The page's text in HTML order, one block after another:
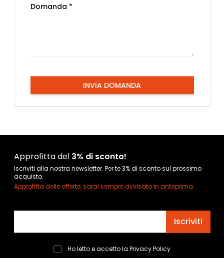
Domanda *
INVIA DOMANDA
Approfitta del 3% di sconto!
Iscriviti alla nostra newsletter. Per te 3% di sconto sul prossimo
acquisto.
Approfitta delle offerte, sarai sempre avvisato in anteprima.
Iscriviti
Ho letto e accetto la Privacy Policy